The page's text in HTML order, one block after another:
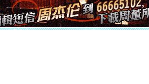
起；二是再生再世和你在一起；
离。水晶之恋祝你新年快乐
[元旦]当我狠下心扭头离去那一
泣，这痛楚让我明白我多么爱你